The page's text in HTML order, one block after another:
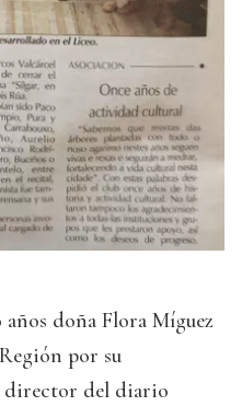
años doña Flora Míguez
por su
director del diario